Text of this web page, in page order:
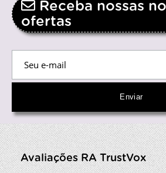
Receba nossas
ofertas
Avaliações RA TrustVox